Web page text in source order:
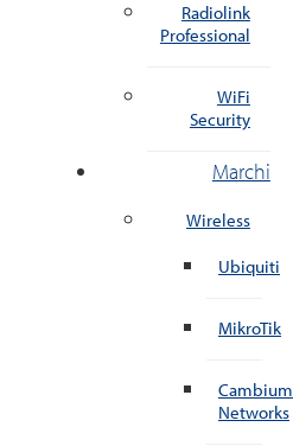
Radiolink
Professional
WiFi
Security
Marchi
Wireless
Ubiquiti
MikroTik
Cambium
Networks